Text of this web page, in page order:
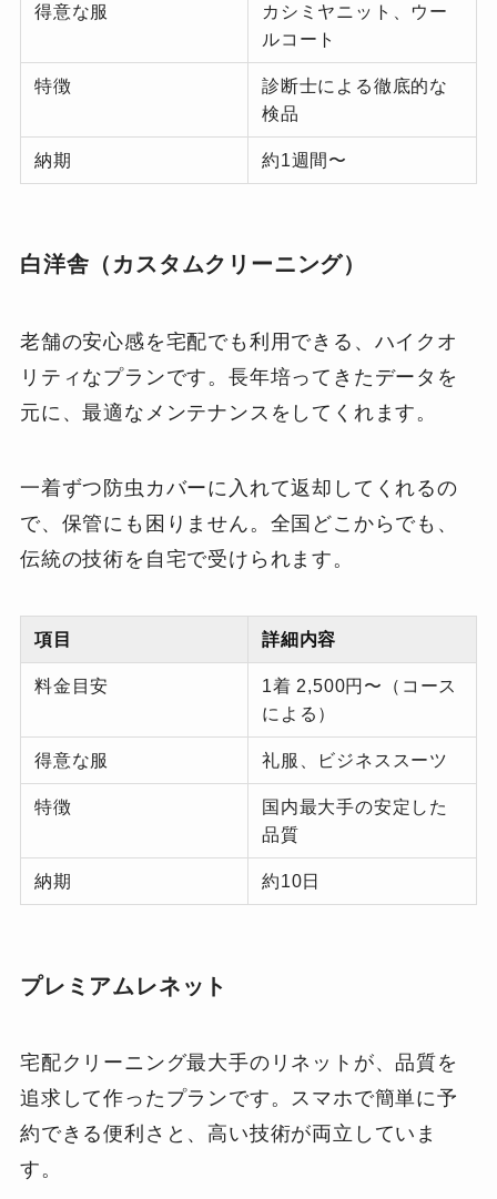
得意な服
カシミヤニット、ウー
ルコート
特徴
診断士による徹底的な
検品
納期 約1週間〜
白洋舎（カスタムクリーニング）
老舗の安心感を宅配でも利用できる、ハイクオ
リティなプランです。長年培ってきたデータを
元に、最適なメンテナンスをしてくれます。
一着ずつ防虫カバーに入れて返却してくれるの
で、保管にも困りません。全国どこからでも、
伝統の技術を自宅で受けられます。
項目 詳細内容
料金目安
1着 2,500円〜（コース
による）
得意な服 礼服、ビジネススーツ
特徴
国内最大手の安定した
品質
納期 約10日
プレミアムレネット
宅配クリーニング最大手のリネットが、品質を
追求して作ったプランです。スマホで簡単に予
約できる便利さと、高い技術が両立していま
す。